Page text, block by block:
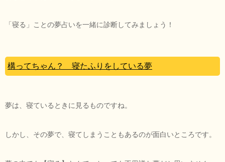
「寝る」ことの夢占いを一緒に診断してみましょう！
構ってちゃん？ 寝たふりをしている夢
夢は、寝ているときに見るものですね。
しかし、その夢で、寝てしまうこともあるのが面白いところです。